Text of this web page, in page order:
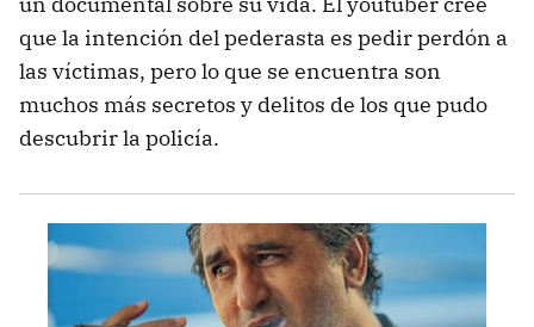
que la intención del pederasta es pedir perdón a
las víctimas, pero lo que se encuentra son
muchos más secretos y delitos de los que pudo
descubrir la policía.